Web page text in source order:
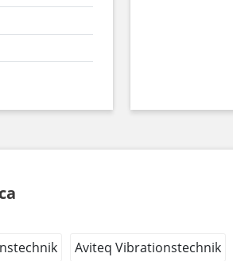
Aviteq Vibrationstechnik